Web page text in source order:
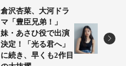
倉沢杏菜、大河ドラ
マ「豊臣兄弟！」
妹・あさひ役で出演
決定！「光る君へ」
に続き、早くも2作目